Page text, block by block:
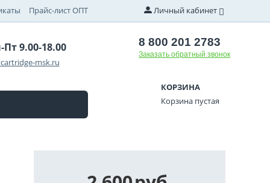
Прайс-лист ОПТ Личный кабинет
Пт 9.00-18.00
msk.ru
8 800 201 2783
Заказать обратный звонок
КОРЗИНА
Корзина пустая